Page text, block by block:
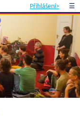
Přihlášení> ☰